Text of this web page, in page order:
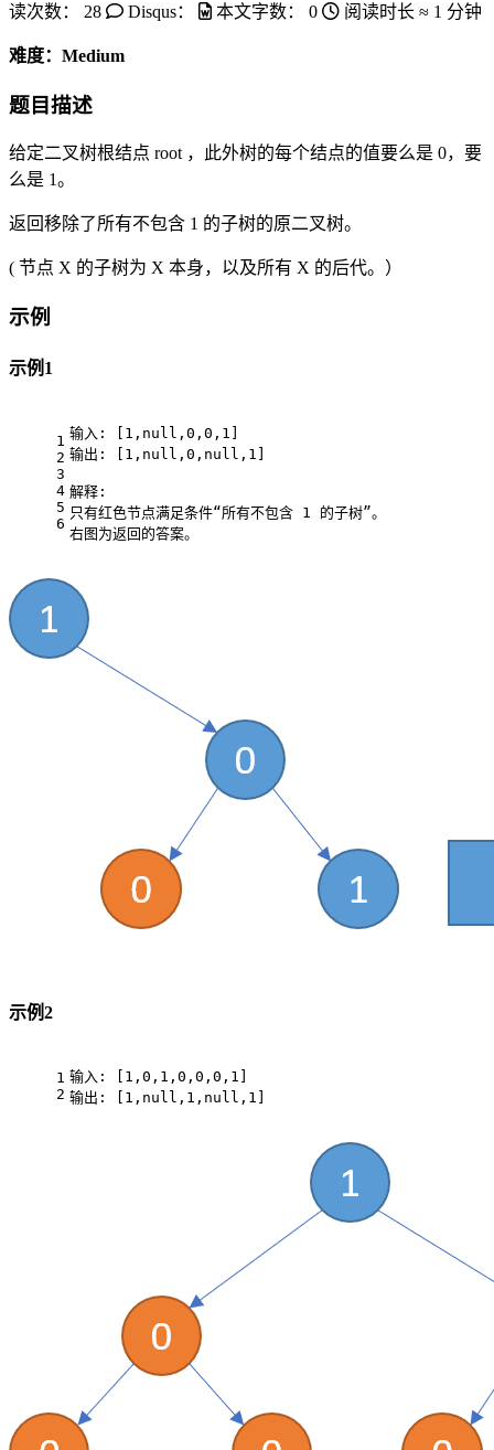
读次数：
28 Disqus： 本文字数： 0 阅读时长 ≈ 1 分钟
难度：Medium
题目描述
给定二叉树根结点 root ，此外树的每个结点的值要么是 0，要
么是 1。
返回移除了所有不包含 1 的子树的原二叉树。
( 节点 X 的子树为 X 本身，以及所有 X 的后代。）
示例
示例1
1
2
3
4
5
6
输入: [1,null,0,0,1]
输出: [1,null,0,null,1]
解释:
只有红色节点满足条件“所有不包含 1 的子树”。
右图为返回的答案。
示例2
1
2
输入: [1,0,1,0,0,0,1]
输出: [1,null,1,null,1]